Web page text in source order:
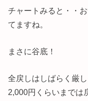
チャートみると・・
てますね。
まさに谷底！
全戻しはしばらく厳
2,000円くらいまでは